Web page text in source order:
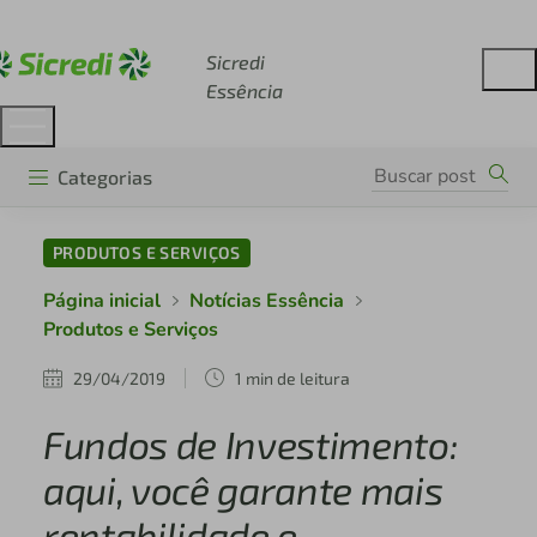
Sicredi
Essência
Categorias
PRODUTOS E SERVIÇOS
Página inicial
Notícias Essência
Produtos e Serviços
29/04/2019 1 min de leitura
Fundos de Investimento:
aqui, você garante mais